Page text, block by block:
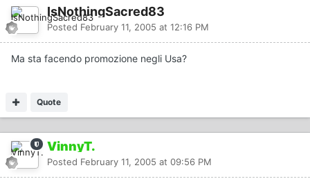
IsNothingSacred83
Posted February 11, 2005 at 12:16 PM
Ma sta facendo promozione negli Usa?
Quote
VinnyT.
Posted February 11, 2005 at 09:56 PM